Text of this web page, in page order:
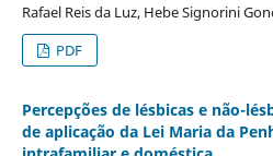
Rafael Reis da Luz, Hebe Signorini
PDF
Percepções de lésbicas e não-
de aplicação da Lei Maria da